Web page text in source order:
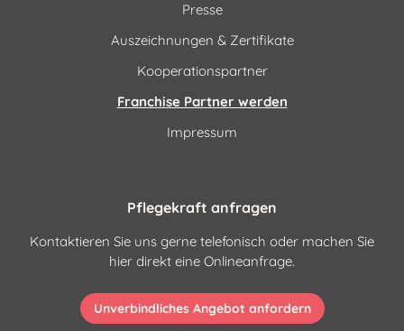
Presse
Auszeichnungen & Zertifikate
Kooperationspartner
Franchise Partner werden
Impressum
Pflegekraft anfragen
Kontaktieren Sie uns gerne telefonisch oder machen Sie
hier direkt eine Onlineanfrage.
Unverbindliches Angebot anfordern